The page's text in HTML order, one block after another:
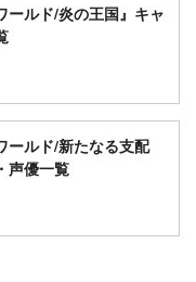
ールド/炎の王国』キャ
ールド/新たなる支配
声優一覧